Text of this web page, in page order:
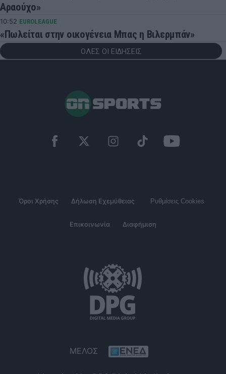
Αραούχο»
10:52 EUROLEAGUE
«Πωλείται στην οικογένεια Μπας η Βιλερμπάν»
ΟΛΕΣ ΟΙ ΕΙΔΗΣΕΙΣ
Όροι Χρήσης Δήλωση Εχεμύθειας Ρυθμίσεις Cookies
Επικοινωνία Διαφήμιση
ΜΕΛΟΣ